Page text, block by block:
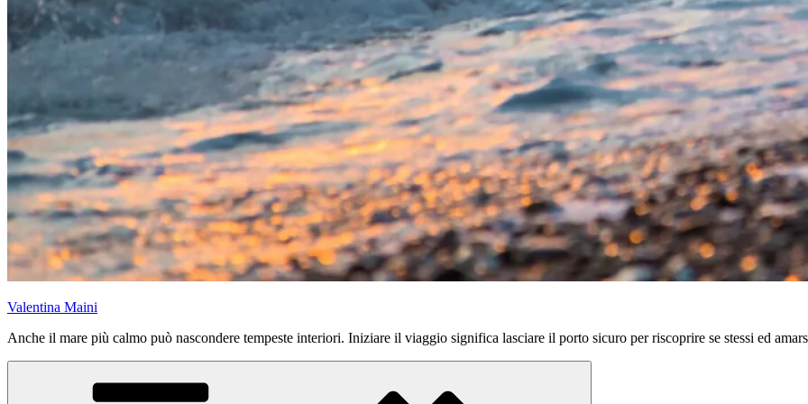
Valentina Maini
Anche il mare più calmo può nascondere tempeste interiori. Iniziare il viaggio significa lasciare il porto sicuro per riscoprire se stessi ed